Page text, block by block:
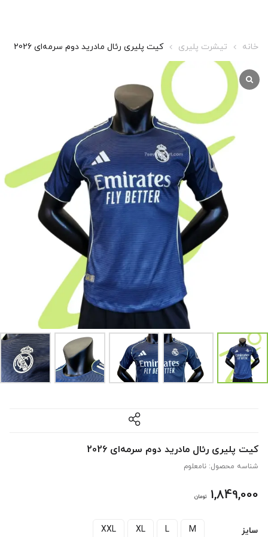
خانه تیشرت پلیری کیت پلیری رئال مادرید دوم سرمه‌ای 2026
کیت پلیری رئال مادرید دوم سرمه‌ای 2026
شناسه محصول: نامعلوم
1,849,000 تومان
سایز M
L
XL
XXL